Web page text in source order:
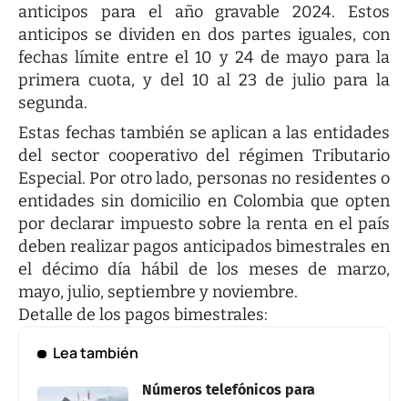
anticipos para el año gravable 2024. Estos
anticipos se dividen en dos partes iguales, con
fechas límite entre el 10 y 24 de mayo para la
primera cuota, y del 10 al 23 de julio para la
segunda.
Estas fechas también se aplican a las entidades
del sector cooperativo del régimen Tributario
Especial. Por otro lado, personas no residentes o
entidades sin domicilio en Colombia que opten
por declarar impuesto sobre la renta en el país
deben realizar pagos anticipados bimestrales en
el décimo día hábil de los meses de marzo,
mayo, julio, septiembre y noviembre.
Detalle de los pagos bimestrales:
Lea también
Números telefónicos para